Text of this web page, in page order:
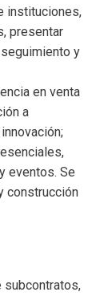
instituciones,
presentar
y
en venta
a
eventos. Se
construcción
subcontratos,